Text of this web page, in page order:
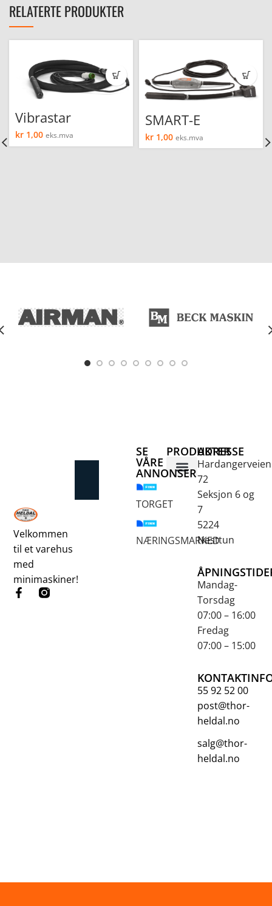
RELATERTE PRODUKTER
Vibrastar
kr 1,00 eks.mva
SMART-E
kr 1,00 eks.mva
Velkommen
til et varehus
med
minimaskiner!
ADRESSE
Hardangerveien
72
Seksjon 6 og
7
5224
Nesttun
Mandag-
Torsdag
07:00 – 16:00
Fredag
07:00 – 15:00
55 92 52 00
post@thor-
heldal.no
salg@thor-
heldal.no
PRODUKTER
SE
VÅRE
ANNONSER
TORGET
NÆRINGSMARKED